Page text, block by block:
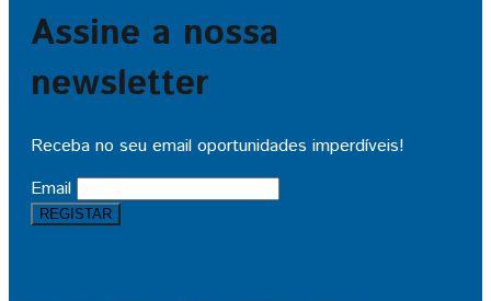
Assine a nossa
newsletter
Receba no seu email oportunidades imperdíveis!
Email